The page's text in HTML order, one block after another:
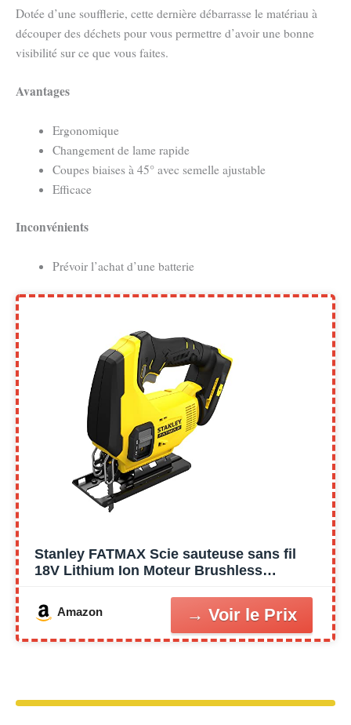
Dotée d’une soufflerie, cette dernière débarrasse le matériau à
découper des déchets pour vous permettre d’avoir une bonne
visibilité sur ce que vous faites.
Avantages
Ergonomique
Changement de lame rapide
Coupes biaises à 45° avec semelle ajustable
Efficace
Inconvénients
Prévoir l’achat d’une batterie
Stanley FATMAX Scie sauteuse sans fil
18V Lithium Ion Moteur Brushless
8mm) Sans batterie ni Chargeur Gamme
FATMAX V20 SFMCS600B-XJ
Amazon